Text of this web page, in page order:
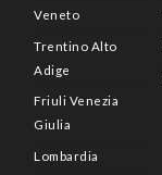
Veneto
Trentino Alto
Adige
Friuli Venezia
Giulia
Lombardia